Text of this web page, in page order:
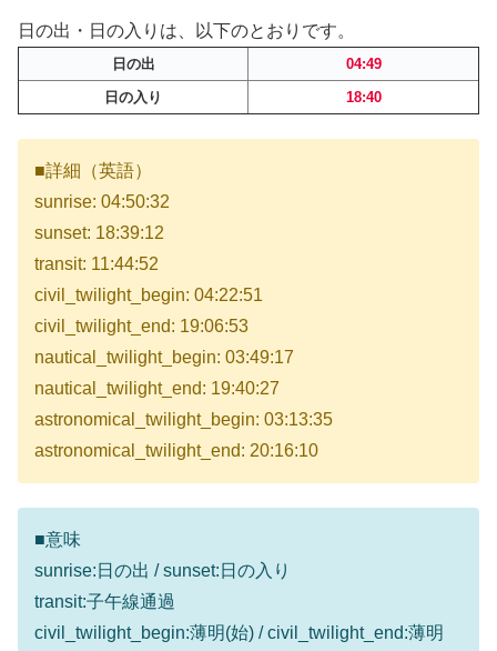
日の出・日の入りは、以下のとおりです。
日の出
04:49
日の入り
18:40
■詳細（英語）
sunrise: 04:50:32
sunset: 18:39:12
transit: 11:44:52
civil_twilight_begin: 04:22:51
civil_twilight_end: 19:06:53
nautical_twilight_begin: 03:49:17
nautical_twilight_end: 19:40:27
astronomical_twilight_begin: 03:13:35
astronomical_twilight_end: 20:16:10
■意味
sunrise:日の出 / sunset:日の入り
transit:子午線通過
civil_twilight_begin:薄明(始) / civil_twilight_end:薄明